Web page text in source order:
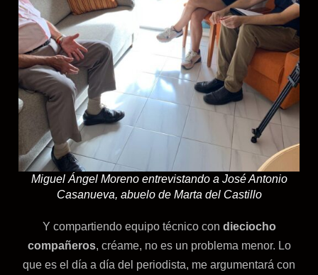
Miguel Ángel Moreno entrevistando a José Antonio
Casanueva, abuelo de Marta del Castillo
Y compartiendo equipo técnico con dieciocho
compañeros, créame, no es un problema menor. Lo
que es el día a día del periodista, me argumentará con